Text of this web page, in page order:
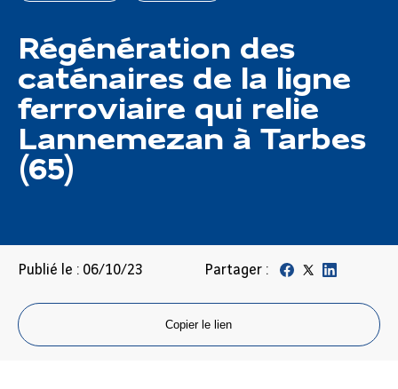
​Régénération des
caténaires de la ligne
ferroviaire qui relie
Lannemezan à Tarbes
(65)
Publié le : 06/10/23 Partager :
Copier le lien